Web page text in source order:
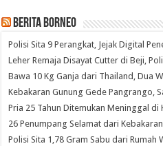
Berita Borneo
Polisi Sita 9 Perangkat, Jejak Digital
Leher Remaja Disayat Cutter di Beji,
Bawa 10 Kg Ganja dari Thailand, Dua
Kebakaran Gunung Gede Pangrango,
Pria 25 Tahun Ditemukan Meninggal di
26 Penumpang Selamat dari
Polisi Sita 1,78 Gram Sabu dari Rumah